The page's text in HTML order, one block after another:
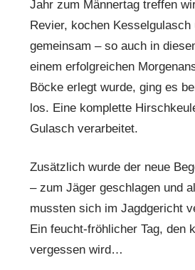
Jahr zum Männertag treffen
Revier, kochen Kesselgulasch
gemeinsam – so auch in
einem erfolgreichen
Böcke erlegt wurde, ging es
los. Eine komplette
Gulasch verarbeitet.
Zusätzlich wurde der neue
– zum Jäger geschlagen und
mussten sich im Jagdgericht
Ein feucht-fröhlicher Tag, den
vergessen wird…